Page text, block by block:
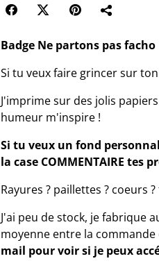
Badge Ne partons pas facho
Si tu veux faire grincer sur
J'imprime sur des jolis
humeur m'inspire !
Si tu veux un fond
la case COMMENTAIRE tes
Rayures ? paillettes ? coeurs
J'ai peu de stock, je fabrique
moyenne entre la commande
mail pour voir si je peux